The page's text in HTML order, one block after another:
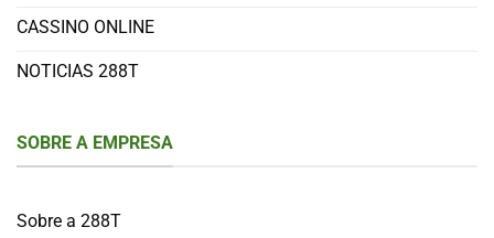
CASSINO ONLINE
NOTICIAS 288T
SOBRE A EMPRESA
Sobre a 288T